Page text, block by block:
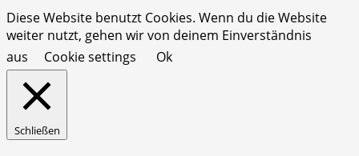
Diese Website benutzt Cookies. Wenn du die Website
weiter nutzt, gehen wir von deinem Einverständnis
aus
Cookie settings Ok
Schließen